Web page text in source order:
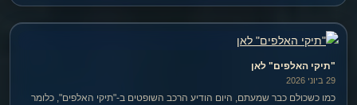
"תיקי האלפים" לאן
29 ביוני 2026
כמו כשכולם כבר שמעתם, היום הודיע הרכב השופטים ב-"תיקי האלפים", כלומר